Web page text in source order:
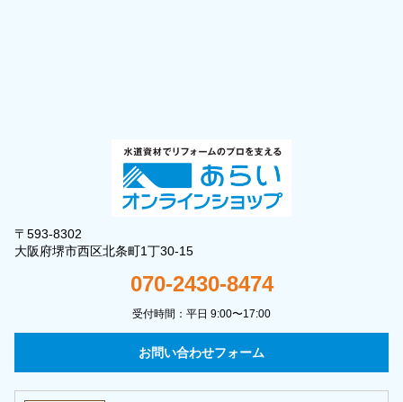
〒593-8302
大阪府堺市西区北条町1丁30-15
070-2430-8474
受付時間：平日 9:00〜17:00
お問い合わせフォーム